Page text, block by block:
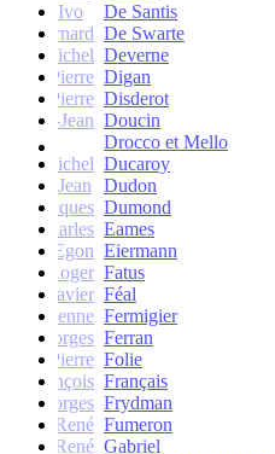
Ivo
De Santis
Bernard De Swarte
Michel Deverne
Pierre Digan
Pierre Disderot
André-Jean Doucin
Drocco et Mello
Michel Ducaroy
Jean
Dudon
Jacques Dumond
Charles Eames
Egon Eiermann
Roger Fatus
Xavier Féal
Etienne Fermigier
Georges Ferran
Pierre Folie
François Français
Georges Frydman
René Fumeron
René Gabriel